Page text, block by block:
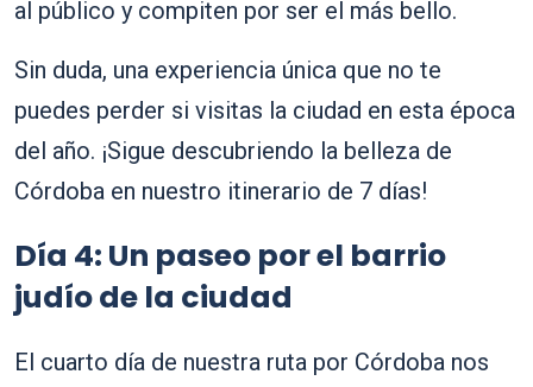
al público y compiten por ser el más bello.
Sin duda, una experiencia única que no te
puedes perder si visitas la ciudad en esta época
del año. ¡Sigue descubriendo la belleza de
Córdoba en nuestro itinerario de 7 días!
Día 4: Un paseo por el barrio
judío de la ciudad
El cuarto día de nuestra ruta por Córdoba nos